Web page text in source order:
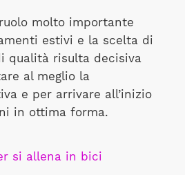
molto importante
estivi e la scelta di
qualità risulta decisiva
al meglio la
e per arrivare all’inizio
in ottima forma.